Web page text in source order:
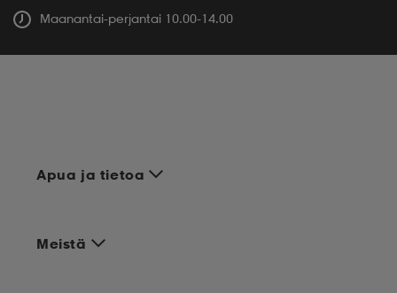
Maanantai-perjantai 10.00-14.00
Apua ja tietoa
Meistä